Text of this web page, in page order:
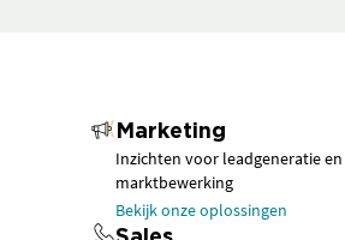
Marketing
Inzichten voor leadgeneratie en
marktbewerking
Bekijk onze oplossingen